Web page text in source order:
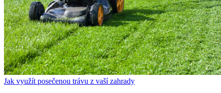
Jak využít posečenou trávu z vaší zahrady